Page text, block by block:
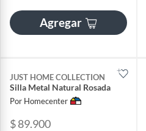
Agregar
JUST HOME COLLECTION
Silla Metal Natural Rosada
Por Homecenter
$ 89.900